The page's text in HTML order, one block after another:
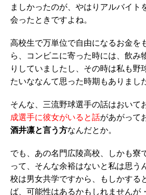
ましかったのが、やはりアルバイト
会ったときですよね。
高校生で万単位で自由になるお金を
ら、コンビニに寄った時には、飲み
りしていましたし、その時は私も野
たいななんて思った時期もありまし
そんな、三流野球選手の話はおいて
成選手に彼女がいると話があがって
酒井凛と言う方なんだとか。
でも、あの名門広陵高校、しかも寮
って、そんな余裕はないと私は思う
校は男女共学ですから、もしかする
ば、可能性はあるかもしれませんが